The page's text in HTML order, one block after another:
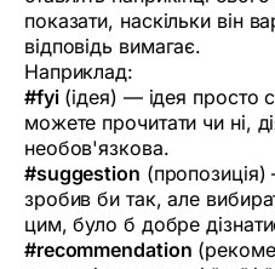
показати, наскільки він
відповідь вимагає.
Наприклад:
#fyi(ідея) — ідея просто
можете прочитати чи ні,
необов'язкова.
#suggestion
зробив би так, але
цим, було б добре
#recommendation